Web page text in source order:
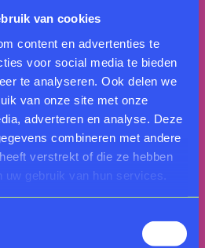
van cookies
content en advertenties te
voor social media te bieden
te analyseren. Ook delen we
van onze site met onze
adverteren en analyse. Deze
combineren met andere
verstrekt of die ze hebben
gebruik van hun services.
een ontwerp van Karel Muller
gebouwd in opdracht van
bekend als de ‘vader van
ontwierp ook het beroemde
In de jaren 90 gaf
het museum een nieuwe
tentoonstellingszaal en een
ontving in 2004 de